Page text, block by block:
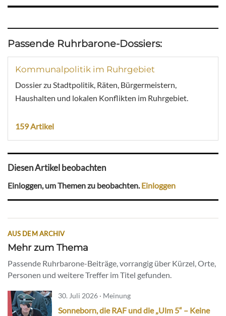
Passende Ruhrbarone-Dossiers:
Kommunalpolitik im Ruhrgebiet
Dossier zu Stadtpolitik, Räten, Bürgermeistern,
Haushalten und lokalen Konflikten im Ruhrgebiet.
159 Artikel
Diesen Artikel beobachten
Einloggen, um Themen zu beobachten.Einloggen
AUS DEM ARCHIV
Mehr zum Thema
Passende Ruhrbarone-Beiträge, vorrangig über Kürzel, Orte,
Personen und weitere Treffer im Titel gefunden.
30. Juli 2026 · Meinung
Sonneborn, die RAF und die „Ulm 5“ – Keine